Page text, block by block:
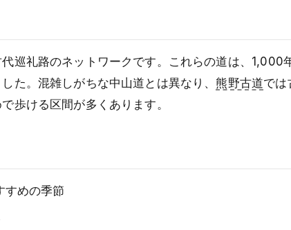
巡礼路のネットワークです。これらの道は、1,000
た。混雑しがちな中山道とは異なり、熊野古道では
歩ける区間が多くあります。
めの季節